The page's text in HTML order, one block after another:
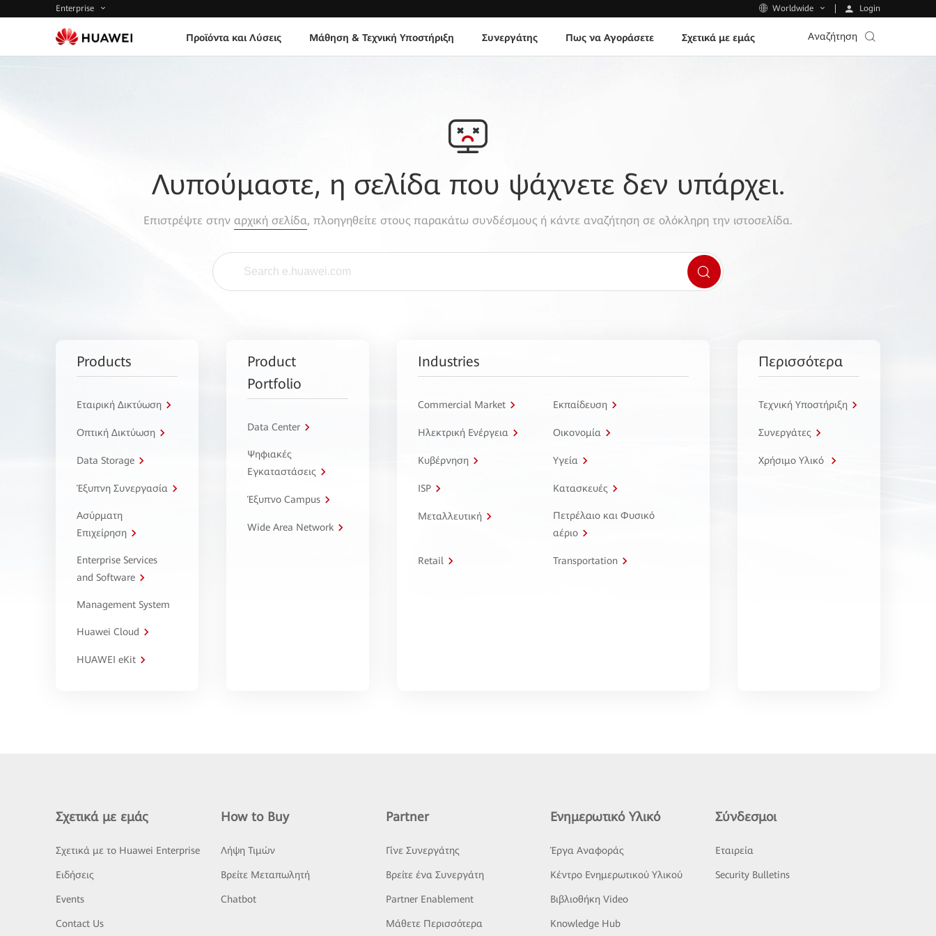
Enterprise Worldwide Login
Προϊόντα και Λύσεις Μάθηση & Τεχνική Υποστήριξη Συνεργάτης Πως να Αγοράσετε Σχετικά με εμάς Αναζήτηση
Λυπούμαστε, η σελίδα που ψάχνετε δεν υπάρχει.
Επιστρέψτε στην αρχική σελίδα, πλοηγηθείτε στους παρακάτω συνδέσμους ή κάντε αναζήτηση σε ολόκληρη την ιστοσελίδα.
Products
Εταιρική Δικτύωση
Οπτική Δικτύωση
Data Storage
Έξυπνη Συνεργασία
Ασύρματη
Επιχείρηση
Enterprise Services
and Software
Management System
Huawei Cloud
HUAWEI eKit
Product
Portfolio
Data Center
Ψηφιακές
Εγκαταστάσεις
Έξυπνο Campus
Wide Area Network
Industries
Commercial Market Εκπαίδευση
Ηλεκτρική Ενέργεια Οικονομία
Κυβέρνηση Υγεία
ISP Κατασκευές
Μεταλλευτική
Πετρέλαιο και Φυσικό
αέριο
Retail Transportation
Περισσότερα
Τεχνική Υποστήριξη
Συνεργάτες
Χρήσιμο Υλικό
Σχετικά με εμάς
Σχετικά με το Huawei Enterprise
Ειδήσεις
Events
Contact Us
How to Buy
Λήψη Τιμών
Βρείτε Μεταπωλητή
Chatbot
Partner
Γίνε Συνεργάτης
Βρείτε ένα Συνεργάτη
Partner Enablement
Μάθετε Περισσότερα
Ενημερωτικό Υλικό
Έργα Αναφοράς
Κέντρο Ενημερωτικού Υλικού
Βιβλιοθήκη Video
Knowledge Hub
Σύνδεσμοι
Εταιρεία
Security Bulletins